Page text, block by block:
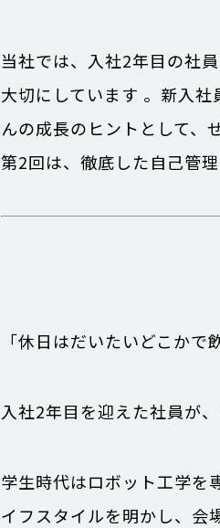
当社では、入社2年目の社
大切にしています 。新入
んの成長のヒントとして、
第2回は、徹底した自己管
「休日はだいたいどこか
入社2年目を迎えた社員が
学生時代はロボット工学
イフスタイルを明かし、会